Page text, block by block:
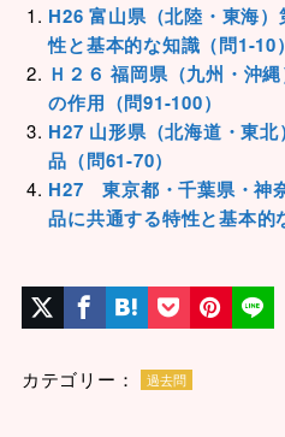
H26 富山県（北陸・東海
性と基本的な知識（問1-10）
Ｈ２６ 福岡県（九州・沖
の作用（問91-100）
H27 山形県（北海道・東
品（問61-70）
H27 東京都・千葉県・神
品に共通する特性と基本的
カテゴリー： 過去問